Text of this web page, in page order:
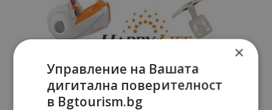
×
Управление на Вашата
дигитална поверителност
в Bgtourism.bg